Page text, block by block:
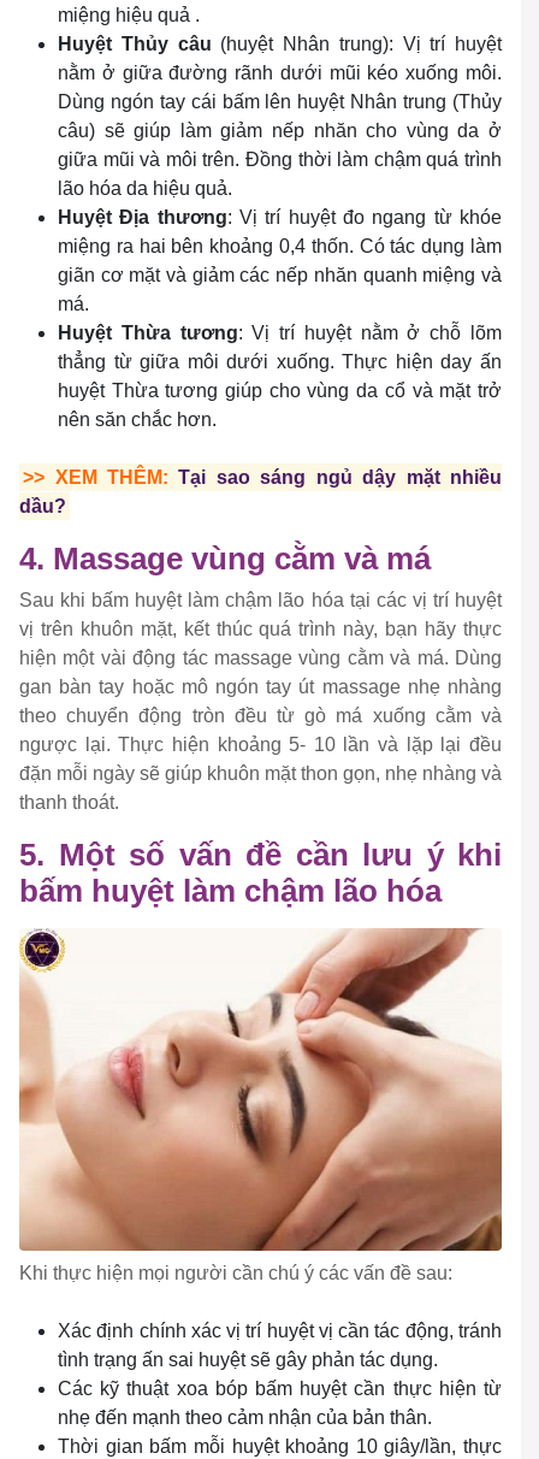
miệng hiệu quả .
Huyệt Thủy câu (huyệt Nhân trung): Vị trí huyệt
nằm ở giữa đường rãnh dưới mũi kéo xuống môi.
Dùng ngón tay cái bấm lên huyệt Nhân trung (Thủy
câu) sẽ giúp làm giảm nếp nhăn cho vùng da ở
giữa mũi và môi trên. Đồng thời làm chậm quá trình
lão hóa da hiệu quả.
Huyệt Địa thương: Vị trí huyệt đo ngang từ khóe
miệng ra hai bên khoảng 0,4 thốn. Có tác dụng làm
giãn cơ mặt và giảm các nếp nhăn quanh miệng và
má.
Huyệt Thừa tương: Vị trí huyệt nằm ở chỗ lõm
thẳng từ giữa môi dưới xuống. Thực hiện day ấn
huyệt Thừa tương giúp cho vùng da cổ và mặt trở
nên săn chắc hơn.
>> XEM THÊM:Tại sao sáng ngủ dậy mặt nhiều
dầu?
4. Massage vùng cằm và má
Sau khi bấm huyệt làm chậm lão hóa tại các vị trí huyệt
vị trên khuôn mặt, kết thúc quá trình này, bạn hãy thực
hiện một vài động tác massage vùng cằm và má. Dùng
gan bàn tay hoặc mô ngón tay út massage nhẹ nhàng
theo chuyển động tròn đều từ gò má xuống cằm và
ngược lại. Thực hiện khoảng 5- 10 lần và lặp lại đều
đặn mỗi ngày sẽ giúp khuôn mặt thon gọn, nhẹ nhàng và
thanh thoát.
5. Một số vấn đề cần lưu ý khi
bấm huyệt làm chậm lão hóa
Khi thực hiện mọi người cần chú ý các vấn đề sau:
Xác định chính xác vị trí huyệt vị cần tác động, tránh
tình trạng ấn sai huyệt sẽ gây phản tác dụng.
Các kỹ thuật xoa bóp bấm huyệt cần thực hiện từ
nhẹ đến mạnh theo cảm nhận của bản thân.
Thời gian bấm mỗi huyệt khoảng 10 giây/lần, thực